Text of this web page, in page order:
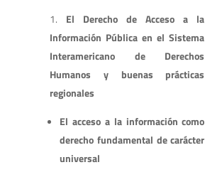
El Derecho de Acceso a la
Información Pública en el Sistema
Interamericano de Derechos
Humanos y buenas prácticas
regionales
El acceso a la información como
derecho fundamental de carácter
universal